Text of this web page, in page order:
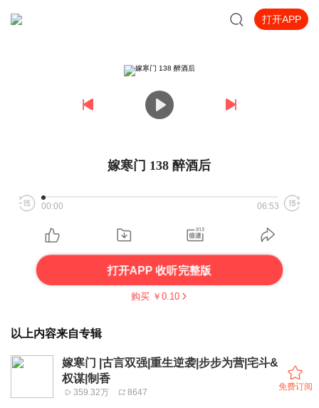
打开APP
嫁寒门 138 醉酒后
00:00 06:53
打开APP 收听完整版
购买 ￥ 0.10
以上内容来自专辑
嫁寒门 |古言双强|重生逆袭|步步为营|宅斗&
权谋|制香
359.32万 8647
免费订阅